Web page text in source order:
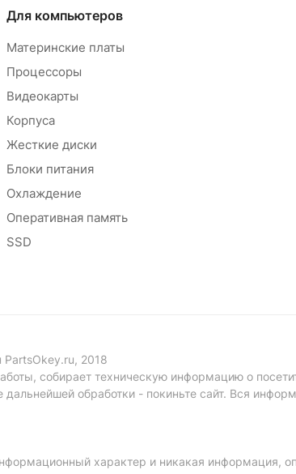
Для компьютеров
Материнские платы
Процессоры
Видеокарты
Корпуса
Жесткие диски
Блоки питания
Охлаждение
Оперативная память
SSD
2018
собирает техническую информацию о
обработки - покиньте сайт. Вся
характер и никакая информация,